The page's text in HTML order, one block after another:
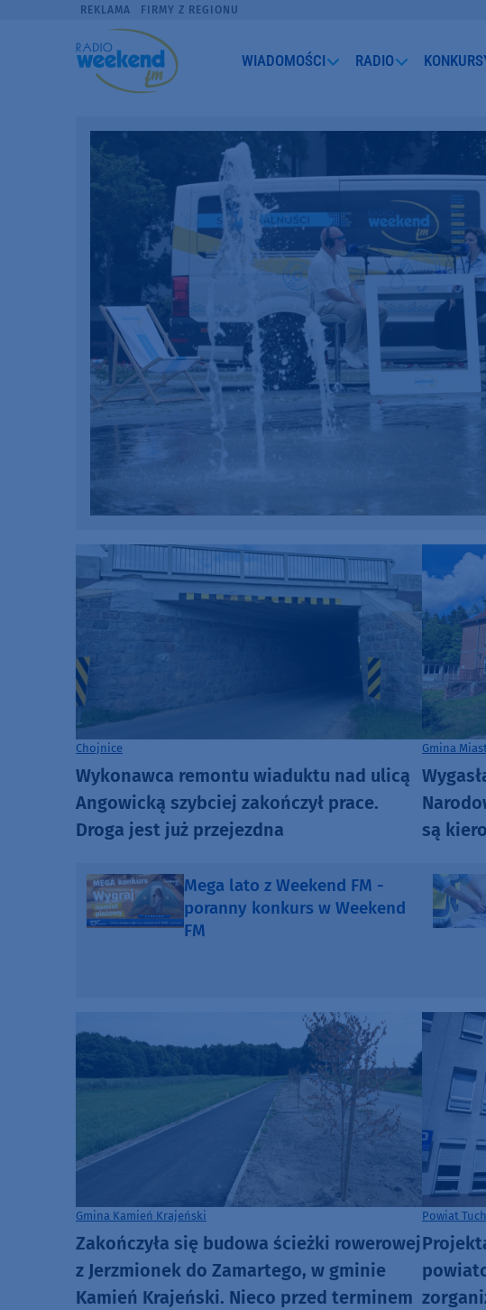
REKLAMA FIRMY Z REGIONU
WIADOMOŚCI RADIO
Chojnice
Wykonawca remontu wiaduktu nad ulicą
Angowicką szybciej zakończył prace.
Droga jest już przejezdna
Gmina
są
Mega lato z Weekend FM -
poranny konkurs w Weekend
FM
Gmina Kamień Krajeński
Zakończyła się budowa ścieżki rowerowej
z Jerzmionek do Zamartego, w gminie
Kamień Krajeński. Nieco przed terminem
Powiat